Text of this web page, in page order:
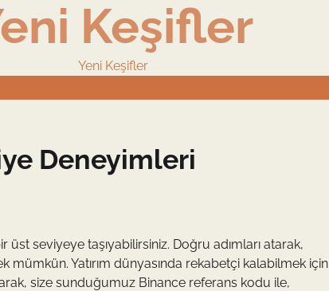
Keşifler
Yeni Keşifler
Deneyimleri
seviyeye taşıyabilirsiniz. Doğru adımları atarak,
mümkün. Yatırım dünyasında rekabetçi kalabilmek için
size sunduğumuz Binance referans kodu ile,